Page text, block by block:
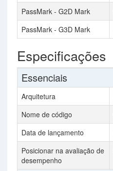
PassMark - G2D Mark
PassMark - G3D Mark
Especificações
Essenciais
Arquitetura
Nome de código
Data de lançamento
Posicionar na avaliação de
desempenho